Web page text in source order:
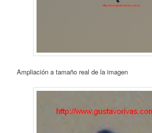
Ampliación a tamaño real de la imagen